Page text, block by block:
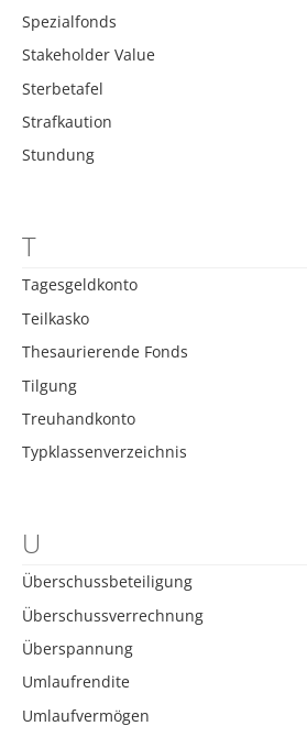
Spezialfonds
Stakeholder Value
Sterbetafel
Strafkaution
Stundung
T
Tagesgeldkonto
Teilkasko
Thesaurierende Fonds
Tilgung
Treuhandkonto
Typklassenverzeichnis
U
Überschussbeteiligung
Überschussverrechnung
Überspannung
Umlaufrendite
Umlaufvermögen